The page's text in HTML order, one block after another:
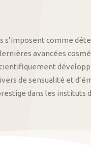
s’imposent comme
avancées
de sensualité et
dans les instituts